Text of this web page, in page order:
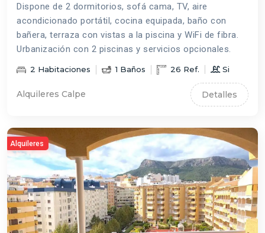
Dispone de 2 dormitorios, sofá cama, TV, aire
acondicionado portátil, cocina equipada, baño con
bañera, terraza con vistas a la piscina y WiFi de fibra.
Urbanización con 2 piscinas y servicios opcionales.
2 Habitaciones 1 Baños 26 Ref. Si
Alquileres Calpe Detalles
Alquileres